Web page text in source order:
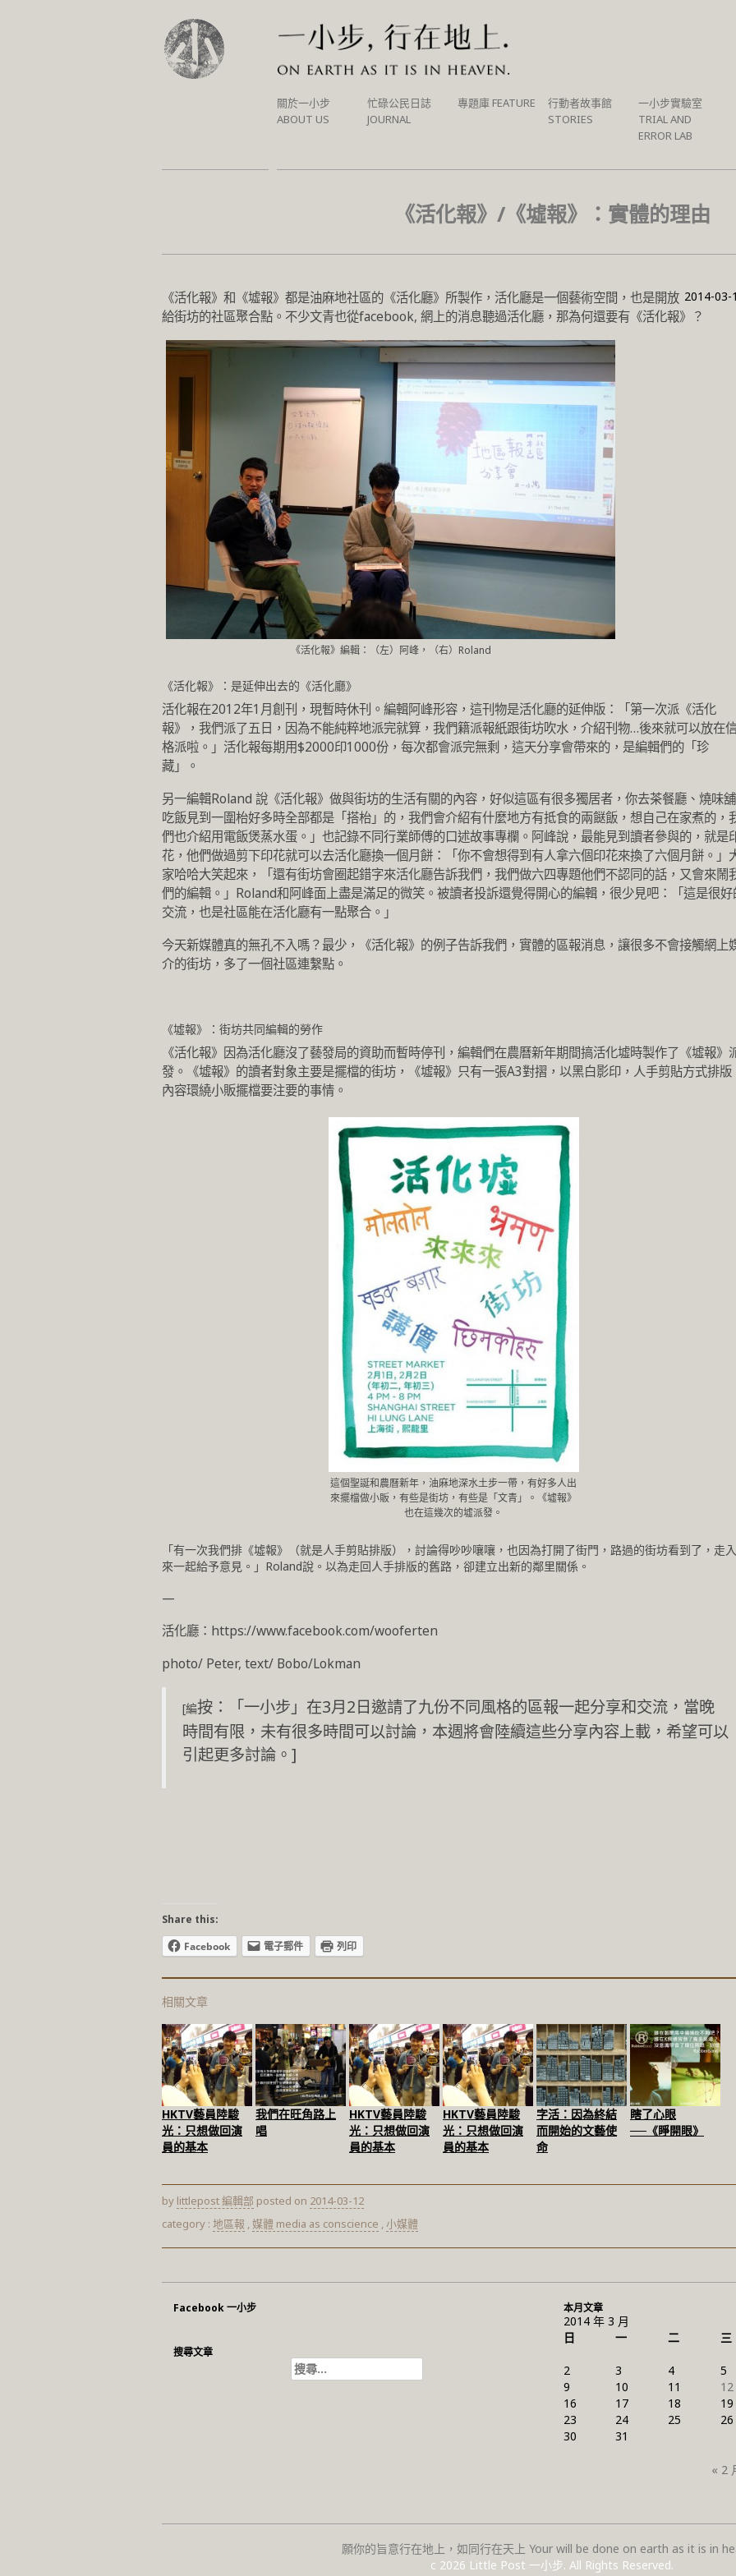
SKIP
TO
關於一小步
ABOUT US
忙碌公民日誌
JOURNAL
專題庫 FEATURE
行動者故事館
STORIES
一小步實驗室
TRIAL AND
ERROR LAB
《活化報》/《墟報》：實體的理由
2014-03-
《活化報》和《墟報》都是油麻地社區的《活化廳》所製作，活化廳是一個藝術空間，也是開放
給街坊的社區聚合點。不少文青也從facebook, 網上的消息聽過活化廳，那為何還要有《活化報》？
《活化報》編輯：（左）阿峰，（右）Roland
《活化報》：是延伸出去的《活化廳》
活化報在2012年1月創刊，現暫時休刊。編輯阿峰形容，這刊物是活化廳的延伸版：「第一次派《活化
報》，我們派了五日，因為不能純粹地派完就算，我們籍派報紙跟街坊吹水，介紹刊物…後來就可以放在
格派啦。」活化報每期用$2000印1000份，每次都會派完無剩，這天分享會帶來的，是編輯們的「珍
藏」。
另一編輯Roland 說《活化報》做與街坊的生活有關的內容，好似這區有很多獨居者，你去茶餐廳、燒味舖
吃飯見到一圍枱好多時全部都是「搭枱」的，我們會介紹有什麼地方有抵食的兩餸飯，想自己在家煮的，
們也介紹用電飯煲蒸水蛋。」也記錄不同行業師傅的口述故事專欄。阿峰說，最能見到讀者參與的，就是
花，他們做過剪下印花就可以去活化廳換一個月餅：「你不會想得到有人拿六個印花來換了六個月餅。」
家哈哈大笑起來，「還有街坊會圈起錯字來活化廳告訴我們，我們做六四專題他們不認同的話，又會來鬧
們的編輯。」Roland和阿峰面上盡是滿足的微笑。被讀者投訴還覺得開心的編輯，很少見吧：「這是很好
交流，也是社區能在活化廳有一點聚合。」
今天新媒體真的無孔不入嗎？最少，《活化報》的例子告訴我們，實體的區報消息，讓很多不會接觸網上
介的街坊，多了一個社區連繫點。
《墟報》：街坊共同編輯的勞作
《活化報》因為活化廳沒了藝發局的資助而暫時停刊，編輯們在農曆新年期間搞活化墟時製作了《墟報》
發。《墟報》的讀者對象主要是擺檔的街坊，《墟報》只有一張A3對摺，以黑白影印，人手剪貼方式排版
內容環繞小販擺檔要注要的事情。
這個聖誕和農曆新年，油麻地深水土步一帶，有好多人出
來擺檔做小販，有些是街坊，有些是「文青」。《墟報》
也在這幾次的墟派發。
「有一次我們排《墟報》（就是人手剪貼排版），討論得吵吵嚷嚷，也因為打開了街門，路過的街坊看到了，走入
來一起給予意見。」Roland說。以為走回人手排版的舊路，卻建立出新的鄰里關係。
—
活化廳：https://www.facebook.com/wooferten
photo/ Peter, text/ Bobo/Lokman
[編按：「一小步」在3月2日邀請了九份不同風格的區報一起分享和交流，當晚
時間有限，未有很多時間可以討論，本週將會陸續這些分享內容上載，希望可以
引起更多討論。]
Share this:
Facebook
電子郵件 列印
相關文章
HKTV藝員陸駿
光：只想做回演
員的基本
我們在旺角路上
唱
HKTV藝員陸駿
光：只想做回演
員的基本
HKTV藝員陸駿
光：只想做回演
員的基本
字活：因為終結
而開始的文藝使
命
瞎了心眼
──《睜開眼》
by littlepost 編輯部 posted on 2014-03-12
category : 地區報 ,媒體 media as conscience ,小媒體
Facebook 一小步
搜尋文章
搜
尋
本月文章
2014 年 3 月
日
一 二 三
2 3 4
5
9
10 11
12
16
17 18
19
23
24 25
26
30
31
« 2
願你的旨意行在地上，如同行在天上 Your will be done on earth as it is in
c 2026 Little Post 一小步. All Rights Reserved.